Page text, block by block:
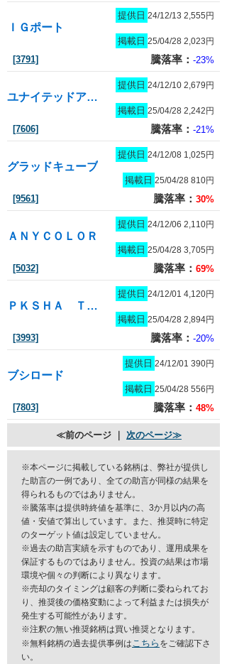
ＩＧポート
提供日 24/12/13 2,555円
掲載日 25/04/28 2,023円
[3791] 騰落率： -23%
ユナイテッドアローズ
提供日 24/12/10 2,679円
掲載日 25/04/28 2,242円
[7606] 騰落率： -21%
グラッドキューブ
提供日 24/12/08 1,025円
掲載日 25/04/28 810円
[9561] 騰落率： 30%
ＡＮＹＣＯＬＯＲ
提供日 24/12/06 2,110円
掲載日 25/04/28 3,705円
[5032] 騰落率： 69%
ＰＫＳＨＡ Ｔｅｃｈｎｏｌｏｇｙ
提供日 24/12/01 4,120円
掲載日 25/04/28 2,894円
[3993] 騰落率： -20%
ブシロード
提供日 24/12/01 390円
掲載日 25/04/28 556円
[7803] 騰落率： 48%
≪前のページ ｜ 次のページ≫
※本ページに掲載している銘柄は、弊社が提供し
た助言の一例であり、全ての助言が同様の結果を
得られるものではありません。
※騰落率は提供時終値を基準に、3か月以内の高
値・安値で算出しています。また、推奨時に特定
のターゲット値は設定していません。
※過去の助言実績を示すものであり、運用成果を
保証するものではありません。投資の結果は市場
環境や個々の判断により異なります。
※売却のタイミングは顧客の判断に委ねられてお
り、推奨後の価格変動によって利益または損失が
発生する可能性があります。
※注釈の無い推奨銘柄は買い推奨となります。
※無料銘柄の過去提供事例はこちら をご確認下さ
い。